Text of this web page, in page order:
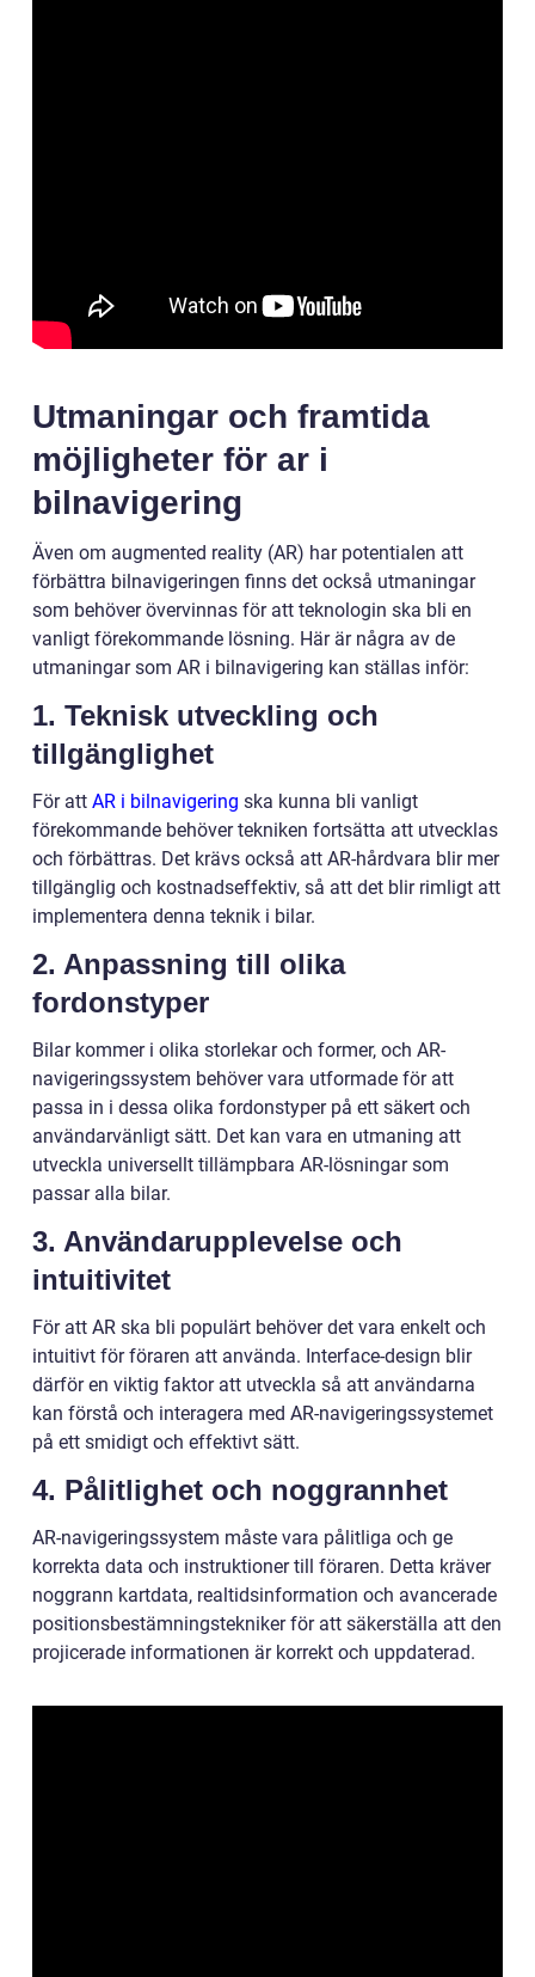
Utmaningar och framtida
möjligheter för ar i
bilnavigering
Även om augmented reality (AR) har potentialen att
förbättra bilnavigeringen finns det också utmaningar
som behöver övervinnas för att teknologin ska bli en
vanligt förekommande lösning. Här är några av de
utmaningar som AR i bilnavigering kan ställas inför:
1. Teknisk utveckling och
tillgänglighet
För att AR i bilnavigering ska kunna bli vanligt
förekommande behöver tekniken fortsätta att utvecklas
och förbättras. Det krävs också att AR-hårdvara blir mer
tillgänglig och kostnadseffektiv, så att det blir rimligt att
implementera denna teknik i bilar.
2. Anpassning till olika
fordonstyper
Bilar kommer i olika storlekar och former, och AR-
navigeringssystem behöver vara utformade för att
passa in i dessa olika fordonstyper på ett säkert och
användarvänligt sätt. Det kan vara en utmaning att
utveckla universellt tillämpbara AR-lösningar som
passar alla bilar.
3. Användarupplevelse och
intuitivitet
För att AR ska bli populärt behöver det vara enkelt och
intuitivt för föraren att använda. Interface-design blir
därför en viktig faktor att utveckla så att användarna
kan förstå och interagera med AR-navigeringssystemet
på ett smidigt och effektivt sätt.
4. Pålitlighet och noggrannhet
AR-navigeringssystem måste vara pålitliga och ge
korrekta data och instruktioner till föraren. Detta kräver
noggrann kartdata, realtidsinformation och avancerade
positionsbestämningstekniker för att säkerställa att den
projicerade informationen är korrekt och uppdaterad.